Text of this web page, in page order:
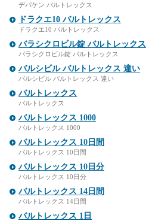
デパケン バルトレックス
ドラクエ10 バルトレックス
ドラクエ10 バルトレックス
バラシクロビル錠 バルトレックス
バラシクロビル錠 バルトレックス
バルシビル バルトレックス 違い
バルシビル バルトレックス 違い
バルトレックス
バルトレックス
バルトレックス 1000
バルトレックス 1000
バルトレックス 10日間
バルトレックス 10日間
バルトレックス 10日分
バルトレックス 10日分
バルトレックス 14日間
バルトレックス 14日間
バルトレックス 1日